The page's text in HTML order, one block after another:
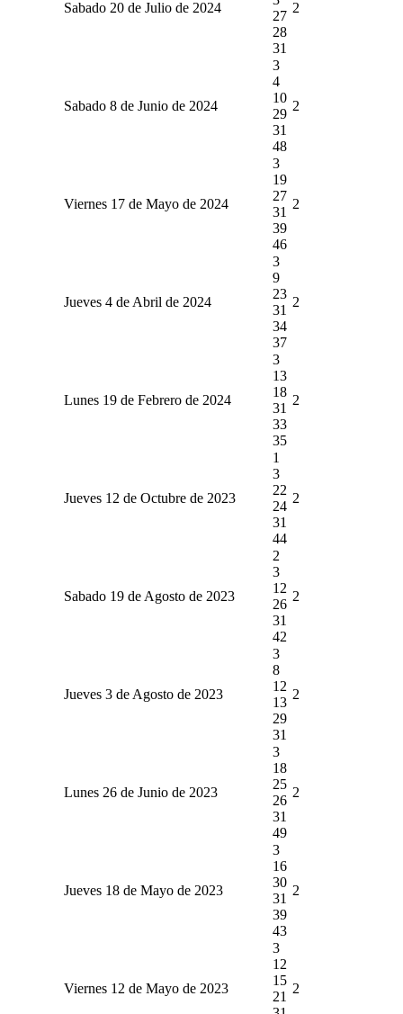
Sabado 20 de Julio de 2024
27
28
31
2
Sabado 8 de Junio de 2024
3
4
10
29
31
48
2
Viernes 17 de Mayo de 2024
3
19
27
31
39
46
2
Jueves 4 de Abril de 2024
3
9
23
31
34
37
2
Lunes 19 de Febrero de 2024
3
13
18
31
33
35
2
Jueves 12 de Octubre de 2023
1
3
22
24
31
44
2
Sabado 19 de Agosto de 2023
2
3
12
26
31
42
2
Jueves 3 de Agosto de 2023
3
8
12
13
29
31
2
Lunes 26 de Junio de 2023
3
18
25
26
31
49
2
Jueves 18 de Mayo de 2023
3
16
30
31
39
43
2
Viernes 12 de Mayo de 2023
3
12
15
21
2